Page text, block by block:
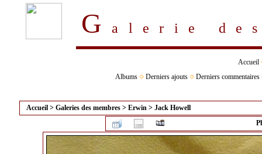
Galerie
Accueil
Albums
Derniers ajouts Derniers commentaires
Accueil > Galeries des membres > Erwin > Jack Howell